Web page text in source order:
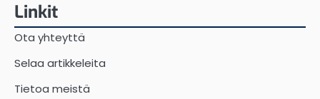
Linkit
Ota yhteyttä
Selaa artikkeleita
Tietoa meistä